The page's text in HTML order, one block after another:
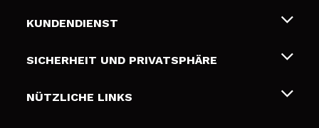
Über uns
Geschenkkarten
KUNDENDIENST
Liefer- und Versandkosten
Zahlung
SICHERHEIT UND PRIVATSPHÄRE
Bedingungen und Datenschutz
NÜTZLICHE LINKS